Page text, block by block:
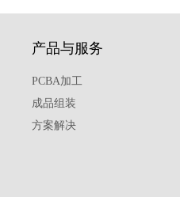
产品与服务
PCBA加工
成品组装
方案解决